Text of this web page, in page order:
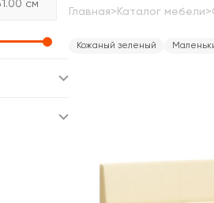
Главная> Каталог мебели>
Кожаный зеленый